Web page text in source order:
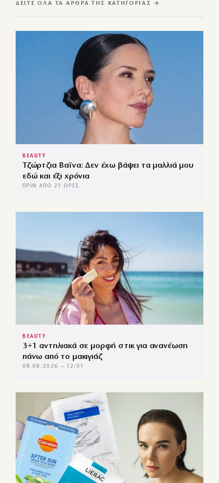
ΔΕΊΤΕ ΌΛΑ ΤΑ ΆΡΘΡΑ ΤΗΣ ΚΑΤΗΓΟΡΊΑΣ →
BEAUTY
Τζώρτζια Βαϊνα: Δεν έχω βάψει τα μαλλιά μου
εδώ και έξι χρόνια
ΠΡΙΝ ΑΠΌ 23 ΏΡΕΣ
BEAUTY
3+1 αντηλιακά σε μορφή στικ για ανανέωση
πάνω από το μακιγιάζ
08.08.2026 — 12:01